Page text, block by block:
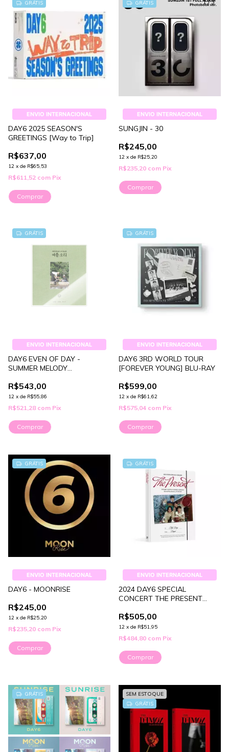
GRÁTIS
ENVIO INTERNACIONAL
DAY6 2025 SEASON'S
GREETINGS [Way to Trip]
R$637,00
12 x de R$65,53
R$611,52 com Pix
1/3
GRÁTIS
ENVIO INTERNACIONAL
SUNGJIN - 30
R$245,00
12 x de R$25,20
R$235,20 com Pix
Comprar
GRÁTIS
ENVIO INTERNACIONAL
DAY6 EVEN OF DAY -
SUMMER MELODY
R$543,00
12 x de R$55,86
R$521,28 com Pix
GRÁTIS
ENVIO INTERNACIONAL
DAY6 3RD WORLD TOUR
[FOREVER YOUNG] BLU-RAY
R$599,00
12 x de R$61,62
R$575,04 com Pix
GRÁTIS
ENVIO INTERNACIONAL
DAY6 - MOONRISE
R$245,00
12 x de R$25,20
R$235,20 com Pix
Comprar
GRÁTIS
ENVIO INTERNACIONAL
2024 DAY6 SPECIAL
CONCERT THE PRESENT
R$505,00
12 x de R$51,95
R$484,80 com Pix
GRÁTIS
SEM ESTOQUE
GRÁTIS